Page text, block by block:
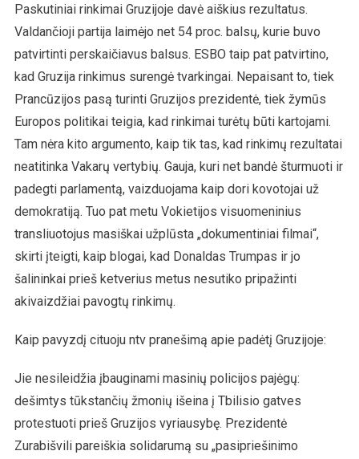
Paskutiniai rinkimai Gruzijoje davė aiškius rezultatus.
Valdančioji partija laimėjo net 54 proc. balsų, kurie buvo
patvirtinti perskaičiavus balsus. ESBO taip pat patvirtino,
kad Gruzija rinkimus surengė tvarkingai. Nepaisant to, tiek
Prancūzijos pasą turinti Gruzijos prezidentė, tiek žymūs
Europos politikai teigia, kad rinkimai turėtų būti kartojami.
Tam nėra kito argumento, kaip tik tas, kad rinkimų rezultatai
neatitinka Vakarų vertybių. Gauja, kuri net bandė šturmuoti ir
padegti parlamentą, vaizduojama kaip dori kovotojai už
demokratiją. Tuo pat metu Vokietijos visuomeninius
transliuotojus masiškai užplūsta „dokumentiniai filmai“,
skirti įteigti, kaip blogai, kad Donaldas Trumpas ir jo
šalininkai prieš ketverius metus nesutiko pripažinti
akivaizdžiai pavogtų rinkimų.
Kaip pavyzdį cituoju ntv pranešimą apie padėtį Gruzijoje:
Jie nesileidžia įbauginami masinių policijos pajėgų:
dešimtys tūkstančių žmonių išeina į Tbilisio gatves
protestuoti prieš Gruzijos vyriausybę. Prezidentė
Zurabišvili pareiškia solidarumą su „pasipriešinimo